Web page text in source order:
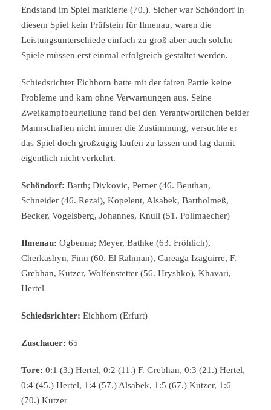
Endstand im Spiel markierte (70.). Sicher war Schöndorf in
diesem Spiel kein Prüfstein für Ilmenau, waren die
Leistungsunterschiede einfach zu groß aber auch solche
Spiele müssen erst einmal erfolgreich gestaltet werden.
Schiedsrichter Eichhorn hatte mit der fairen Partie keine
Probleme und kam ohne Verwarnungen aus. Seine
Zweikampfbeurteilung fand bei den Verantwortlichen beider
Mannschaften nicht immer die Zustimmung, versuchte er
das Spiel doch großzügig laufen zu lassen und lag damit
eigentlich nicht verkehrt.
Schöndorf: Barth; Divkovic, Perner (46. Beuthan,
Schneider (46. Rezai), Kopelent, Alsabek, Bartholmeß,
Becker, Vogelsberg, Johannes, Knull (51. Pollmaecher)
Ilmenau: Ogbenna; Meyer, Bathke (63. Fröhlich),
Cherkashyn, Finn (60. El Rahman), Careaga Izaguirre, F.
Grebhan, Kutzer, Wolfenstetter (56. Hryshko), Khavari,
Hertel
Schiedsrichter: Eichhorn (Erfurt)
Zuschauer: 65
Tore: 0:1 (3.) Hertel, 0:2 (11.) F. Grebhan, 0:3 (21.) Hertel,
0:4 (45.) Hertel, 1:4 (57.) Alsabek, 1:5 (67.) Kutzer, 1:6
(70.) Kutzer